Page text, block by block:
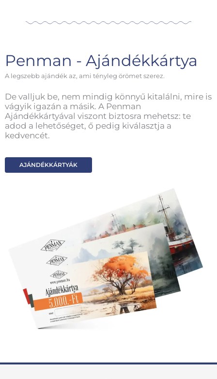
Penman - Ajándékkártya
A legszebb ajándék az, ami tényleg örömet szerez.
De valljuk be, nem mindig könnyű kitalálni, mire is
vágyik igazán a másik. A Penman
Ajándékkártyával viszont biztosra mehetsz: te
adod a lehetőséget, ő pedig kiválasztja a
kedvencét.
AJÁNDÉKKÁRTYÁK